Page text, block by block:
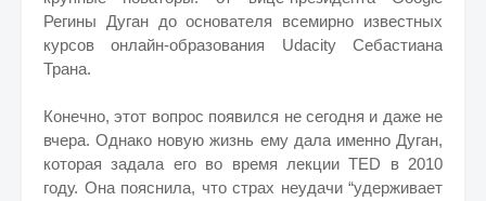
Регины Дуган до основателя всемирно известных
курсов онлайн-образования Udacity Себастиана
Трана.
Конечно, этот вопрос появился не сегодня и даже не
вчера. Однако новую жизнь ему дала именно Дуган,
которая задала его во время лекции TED в 2010
году. Она пояснила, что страх неудачи “удерживает